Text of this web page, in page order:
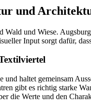
und
und Wiese.
Input sorgt dafür,
und haltet gemeinsam
gibt es richtig starke
die Werte und den